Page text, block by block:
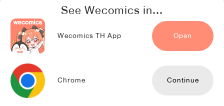
See Wecomics in...
Wecomics TH App Open
Chrome Continue
แฮอิน เจ้าหญิงแห่งสายน้ำ